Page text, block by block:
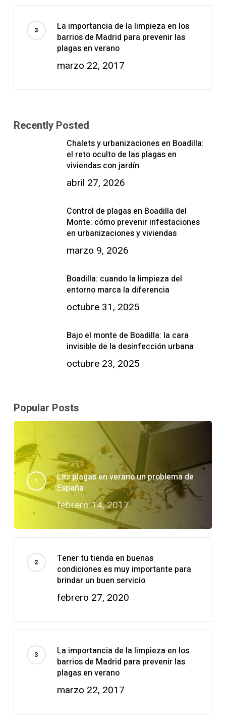
La importancia de la limpieza en los
barrios de Madrid para prevenir las
plagas en verano
marzo 22, 2017
Recently Posted
Chalets y urbanizaciones en Boadilla:
el reto oculto de las plagas en
viviendas con jardín
abril 27, 2026
Control de plagas en Boadilla del
Monte: cómo prevenir infestaciones
en urbanizaciones y viviendas
marzo 9, 2026
Boadilla: cuando la limpieza del
entorno marca la diferencia
octubre 31, 2025
Bajo el monte de Boadilla: la cara
invisible de la desinfección urbana
octubre 23, 2025
Popular Posts
Las plagas en verano un problema de
España
febrero 14, 2017
Tener tu tienda en buenas
condiciones es muy importante para
brindar un buen servicio
febrero 27, 2020
La importancia de la limpieza en los
barrios de Madrid para prevenir las
plagas en verano
marzo 22, 2017